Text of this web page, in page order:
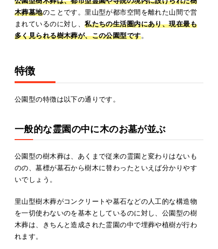
木葬墓地のことです。里山型が都市空間を離れた山間で営
まれているのに対し、私たちの生活圏内にあり、現在最も
多く見られる樹木葬が、この公園型です。
特徴
公園型の特徴は以下の通りです。
一般的な霊園の中に木のお墓が並ぶ
公園型の樹木葬は、あくまで従来の霊園と変わりはないも
のの、墓標が墓石から樹木に替わったといえば分かりやす
いでしょう。
里山型樹木葬がコンクリートや墓石などの人工的な構造物
を一切使わないのを基本としているのに対し、公園型の樹
木葬は、きちんと造成された霊園の中で埋葬や植樹が行わ
れます。